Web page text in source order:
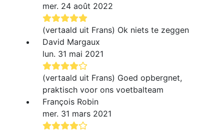
mer. 24 août 2022
(vertaald uit Frans) Ok niets te zeggen
David Margaux
lun. 31 mai 2021
(vertaald uit Frans) Goed opbergnet,
praktisch voor ons voetbalteam
François Robin
mer. 31 mars 2021